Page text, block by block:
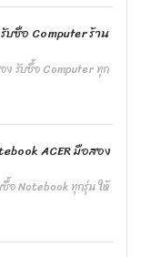
บซื้อ Computer ร้าน
ง รับซื้อ Computer ทุก
ACER มือสอง
อ Notebook ทุกรุ่น ให้